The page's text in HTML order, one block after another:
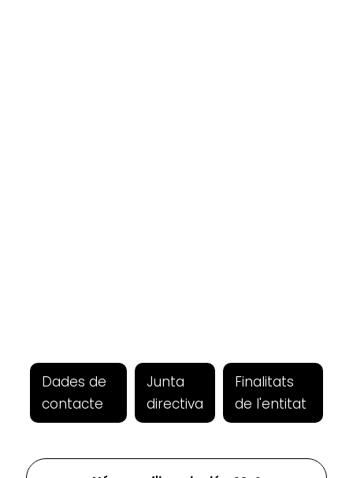
Dades de
contacte
Junta
directiva
Finalitats
de l'entitat